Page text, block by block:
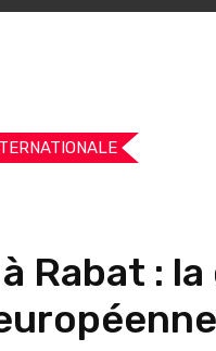
Rabat :